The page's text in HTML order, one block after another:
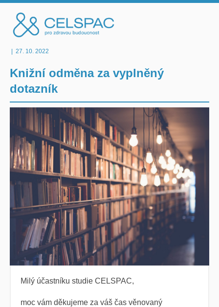
27. 10. 2022
Knižní odměna za vyplněný
dotazník
Milý účastníku studie CELSPAC,
moc vám děkujeme za váš čas věnovaný